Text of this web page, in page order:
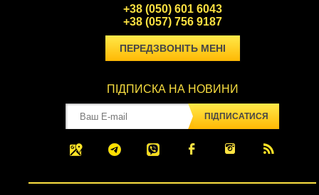
+38 (050) 601 6043
+38 (057) 756 9187
ПЕРЕДЗВОНІТЬ МЕНІ
ПІДПИСКА НА НОВИНИ
ПІДПИСАТИСЯ